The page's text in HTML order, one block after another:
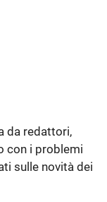
da redattori,
con i problemi
sulle novità dei